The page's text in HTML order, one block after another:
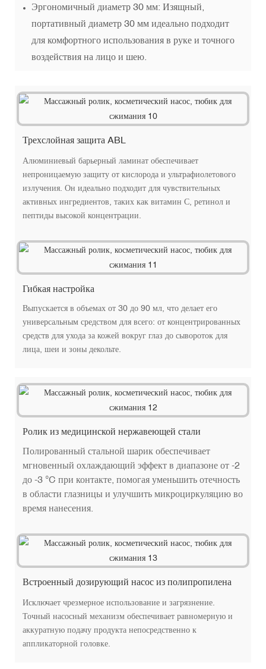
Эргономичный диаметр 30 мм: Изящный,
портативный диаметр 30 мм идеально подходит
для комфортного использования в руке и точного
воздействия на лицо и шею.
Трехслойная защита ABL
Алюминиевый барьерный ламинат обеспечивает
непроницаемую защиту от кислорода и ультрафиолетового
излучения. Он идеально подходит для чувствительных
активных ингредиентов, таких как витамин С, ретинол и
пептиды высокой концентрации.
Гибкая настройка
Выпускается в объемах от 30 до 90 мл, что делает его
универсальным средством для всего: от концентрированных
средств для ухода за кожей вокруг глаз до сывороток для
лица, шеи и зоны декольте.
Ролик из медицинской нержавеющей стали
Полированный стальной шарик обеспечивает
мгновенный охлаждающий эффект в диапазоне от -2
до -3 °C при контакте, помогая уменьшить отечность
в области глазницы и улучшить микроциркуляцию во
время нанесения.
Встроенный дозирующий насос из полипропилена
Исключает чрезмерное использование и загрязнение.
Точный насосный механизм обеспечивает равномерную и
аккуратную подачу продукта непосредственно к
аппликаторной головке.